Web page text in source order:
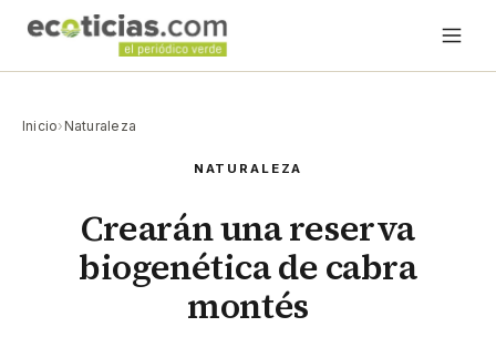
Inicio› Naturaleza
NATURALEZA
Crearán una reserva
biogenética de cabra
montés